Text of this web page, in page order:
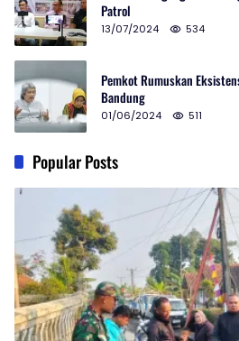
Patrol
13/07/2024 534
Pemkot Rumuskan
Bandung
01/06/2024 511
Popular Posts